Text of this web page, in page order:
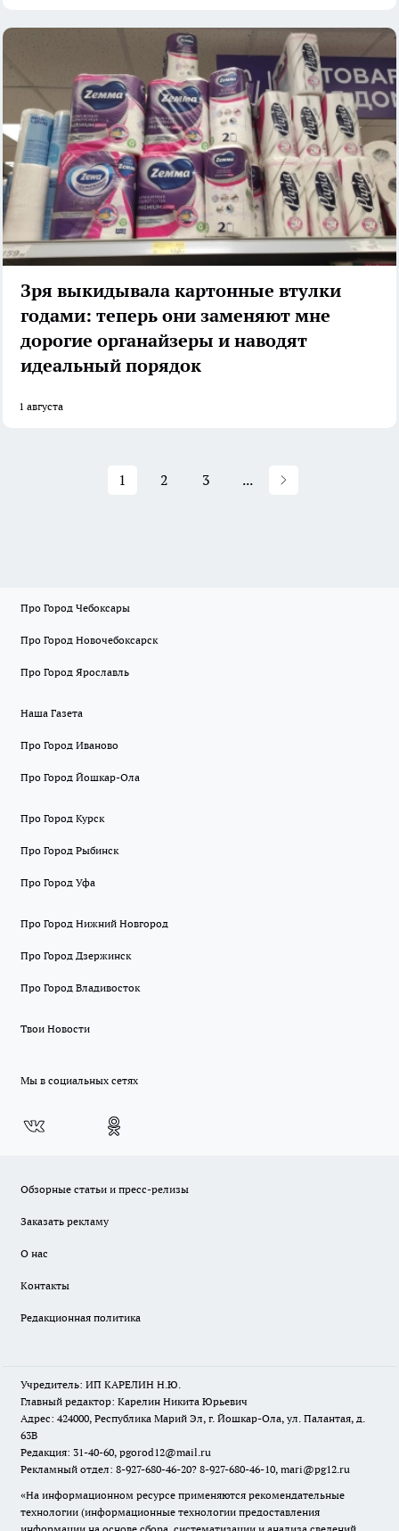
Зря выкидывала картонные втулки
годами: теперь они заменяют мне
дорогие органайзеры и наводят
идеальный порядок
1 августа
1 2 3 ...
Про Город Чебоксары
Про Город Новочебоксарск
Про Город Ярославль
Наша Газета
Про Город Иваново
Про Город Йошкар-Ола
Про Город Курск
Про Город Рыбинск
Про Город Уфа
Про Город Нижний Новгород
Про Город Дзержинск
Про Город Владивосток
Твои Новости
Мы в социальных сетях
Обзорные статьи и пресс-релизы
Заказать рекламу
О нас
Контакты
Редакционная политика
Учредитель: ИП КАРЕЛИН Н.Ю.
Главный редактор: Карелин Никита Юрьевич
Адрес: 424000, Республика Марий Эл, г. Йошкар-Ола, ул. Палантая, д.
63В
Редакция: 31-40-60, pgorod12@mail.ru
Рекламный отдел: 8-927-680-46-20? 8-927-680-46-10, mari@pg12.ru
«На информационном ресурсе применяются рекомендательные
технологии (информационные технологии предоставления